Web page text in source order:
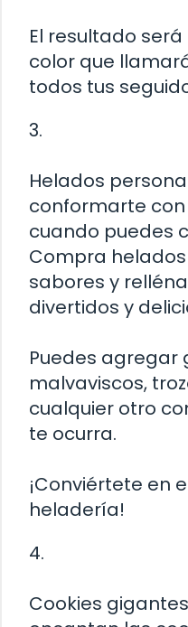
El resultado
color que
todos tus
3.
Helados
conformarte
cuando puedes
Compra
sabores y
divertidos y
Puedes agregar
malvaviscos,
cualquier otro
te ocurra.
¡Conviértete en
heladería!
4.
Cookies